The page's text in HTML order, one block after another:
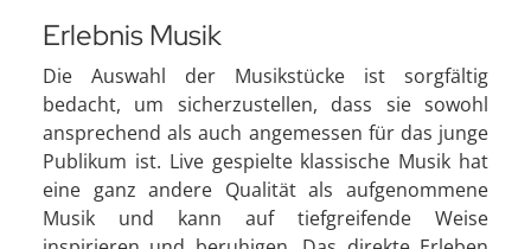
Erlebnis Musik
Die Auswahl der Musikstücke ist sorgfältig
bedacht, um sicherzustellen, dass sie sowohl
ansprechend als auch angemessen für das junge
Publikum ist. Live gespielte klassische Musik hat
eine ganz andere Qualität als aufgenommene
Musik und kann auf tiefgreifende Weise